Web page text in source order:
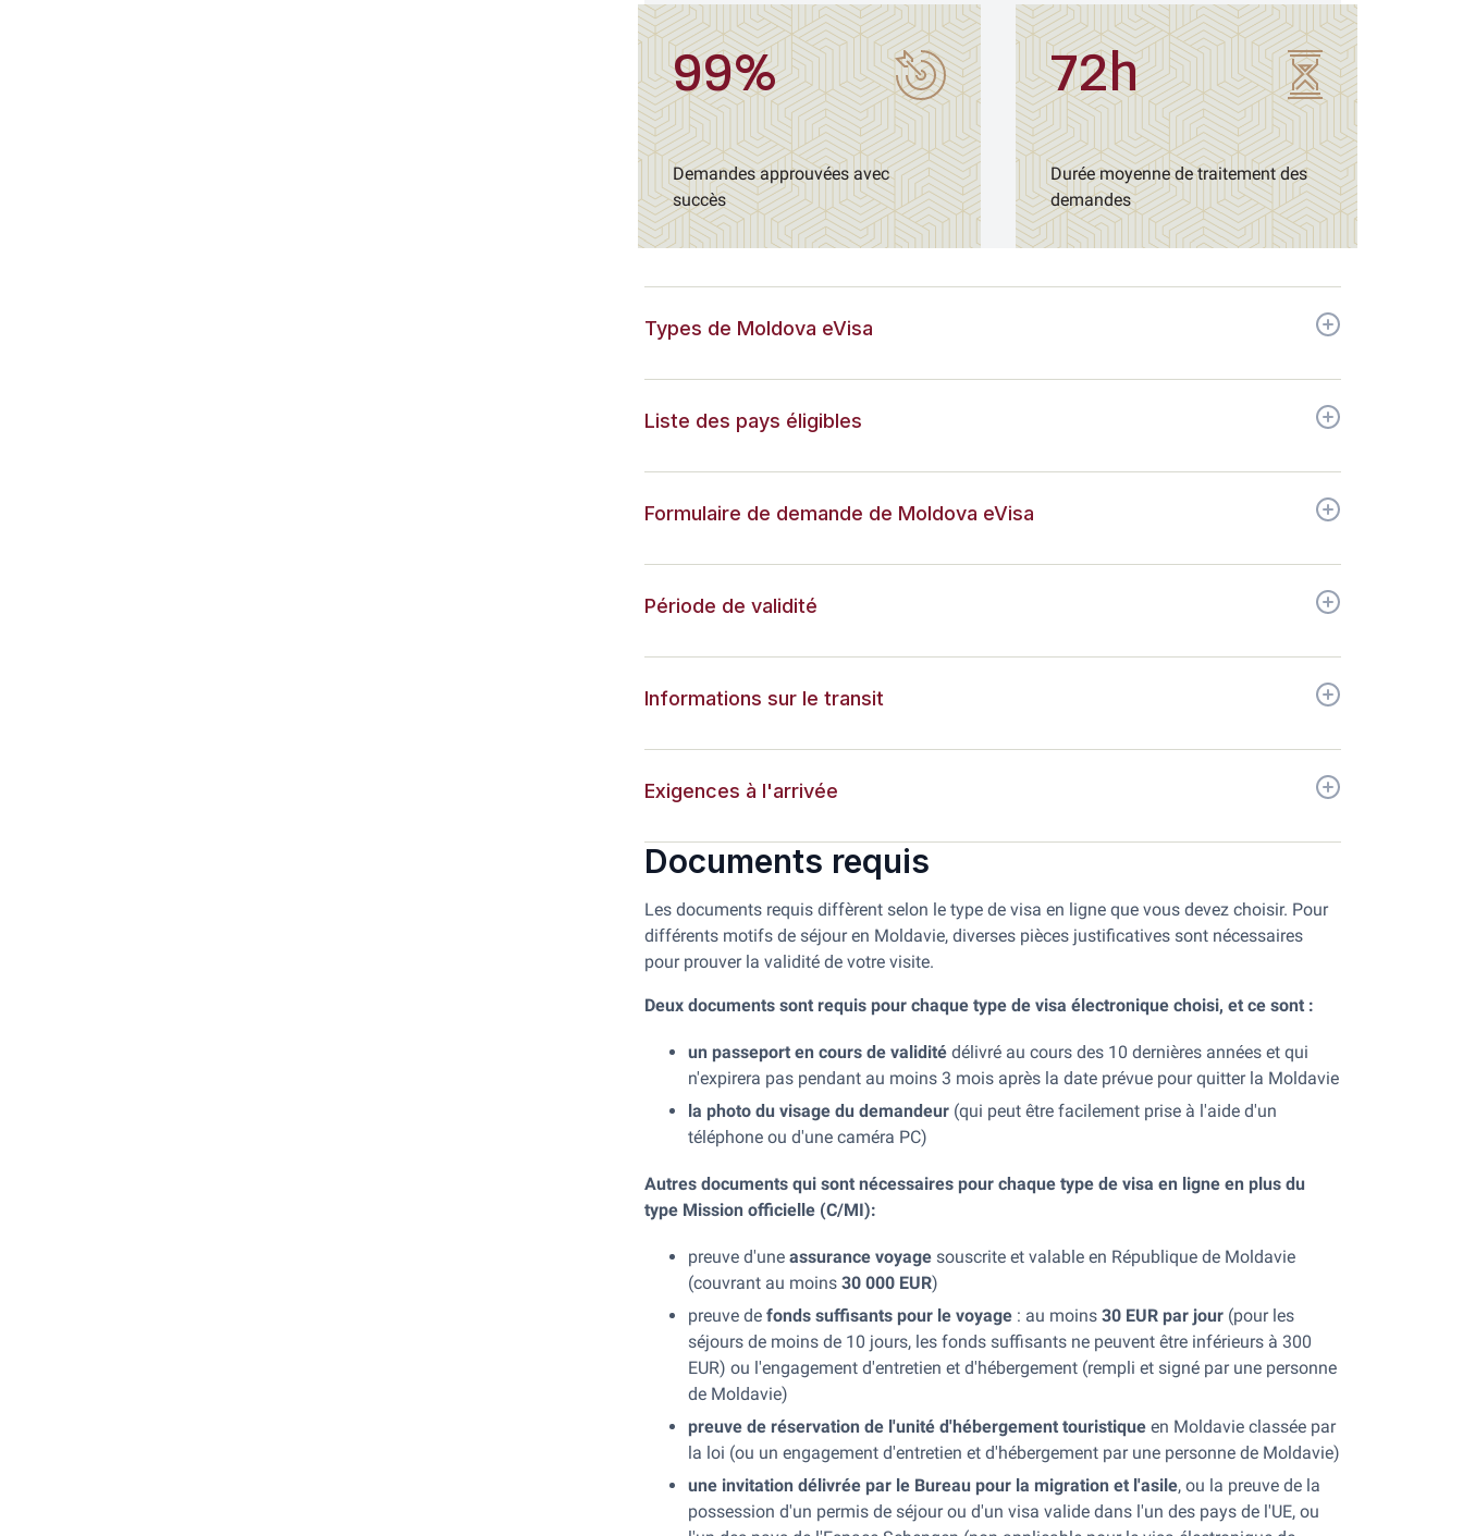
99%
Demandes approuvées avec
succès
72h
Durée moyenne de traitement des
demandes
Types de Moldova eVisa
Liste des pays éligibles
Formulaire de demande de Moldova eVisa
Période de validité
Informations sur le transit
Exigences à l'arrivée
Documents requis
Les documents requis diffèrent selon le type de visa en ligne que vous devez choisir. Pour
différents motifs de séjour en Moldavie, diverses pièces justificatives sont nécessaires
pour prouver la validité de votre visite.
Deux documents sont requis pour chaque type de visa électronique choisi, et ce sont :
un passeport en cours de validité délivré au cours des 10 dernières années et qui
n'expirera pas pendant au moins 3 mois après la date prévue pour quitter la Moldavie
la photo du visage du demandeur (qui peut être facilement prise à l'aide d'un
téléphone ou d'une caméra PC)
Autres documents qui sont nécessaires pour chaque type de visa en ligne en plus du
type Mission officielle (C/MI):
preuve d'une assurance voyage souscrite et valable en République de Moldavie
(couvrant au moins 30 000 EUR)
preuve de fonds suffisants pour le voyage : au moins 30 EUR par jour (pour les
séjours de moins de 10 jours, les fonds suffisants ne peuvent être inférieurs à 300
EUR) ou l'engagement d'entretien et d'hébergement (rempli et signé par une personne
de Moldavie)
preuve de réservation de l'unité d'hébergement touristique en Moldavie classée par
la loi (ou un engagement d'entretien et d'hébergement par une personne de Moldavie)
une invitation délivrée par le Bureau pour la migration et l'asile, ou la preuve de la
possession d'un permis de séjour ou d'un visa valide dans l'un des pays de l'UE, ou